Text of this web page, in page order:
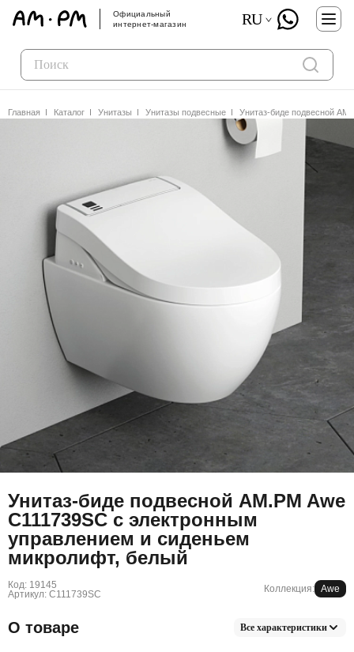
Официальный
интернет-магазин
RU
Главная Каталог Унитазы Унитазы подвесные Унитаз-биде подвесной
Унитаз-биде подвесной AM.PM Awe
C111739SC с электронным
управлением и сиденьем
микролифт, белый
Код: 19145
Артикул: C111739SC
Коллекция: Awe
О товаре Все характеристики